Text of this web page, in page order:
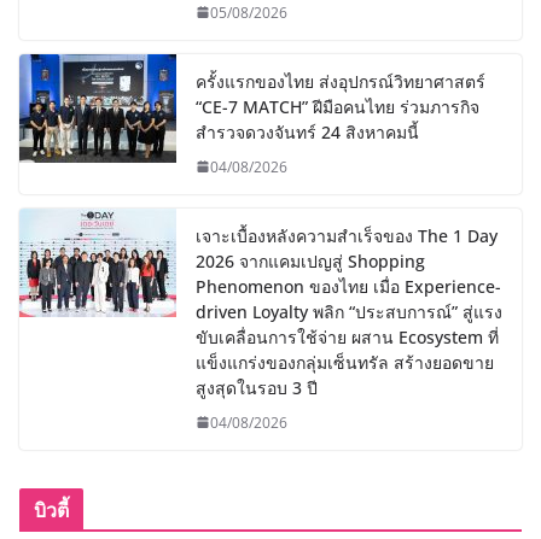
05/08/2026
ครั้งแรกของไทย ส่งอุปกรณ์วิทยาศาสตร์
“CE-7 MATCH” ฝีมือคนไทย ร่วมภารกิจ
สำรวจดวงจันทร์ 24 สิงหาคมนี้
04/08/2026
เจาะเบื้องหลังความสำเร็จของ The 1 Day
2026 จากแคมเปญสู่ Shopping
Phenomenon ของไทย เมื่อ Experience-
driven Loyalty พลิก “ประสบการณ์” สู่แรง
ขับเคลื่อนการใช้จ่าย ผสาน Ecosystem ที่
แข็งแกร่งของกลุ่มเซ็นทรัล สร้างยอดขาย
สูงสุดในรอบ 3 ปี
04/08/2026
บิวตี้